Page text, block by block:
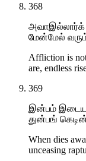
368
அவாஇல்லார்க்
மேன்மேல்
Affliction is
are, endless
369
இன்பம்
துன்பங்
When dies
unceasing